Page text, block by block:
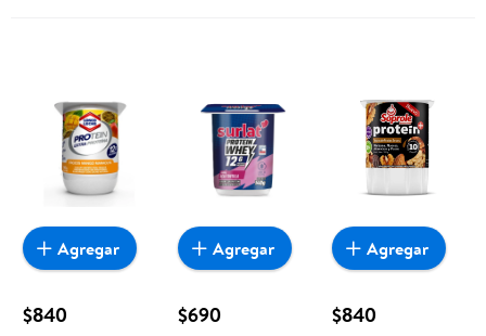
$840
Agregar
$690
Agregar
$840
Agregar